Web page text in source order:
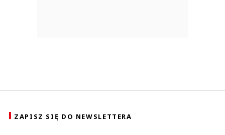
ZAPISZ SIĘ DO NEWSLETTERA